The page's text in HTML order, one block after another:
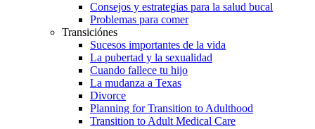
Consejos y estrategias para la salud bucal
Problemas para comer
Transiciónes
Sucesos importantes de la vida
La pubertad y la sexualidad
Cuando fallece tu hijo
La mudanza a Texas
Divorce
Planning for Transition to Adulthood
Transition to Adult Medical Care